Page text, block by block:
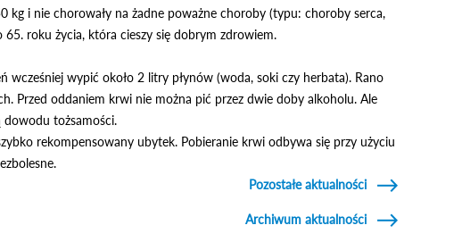
kg i nie chorowały na żadne poważne choroby (typu: choroby serca,
65. roku życia, która cieszy się dobrym zdrowiem.
wypić około 2 litry płynów (woda, soki czy herbata). Rano
Przed oddaniem krwi nie można pić przez dwie doby alkoholu. Ale
dowodu tożsamości.
rekompensowany ubytek. Pobieranie krwi odbywa się przy użyciu
Pozostałe aktualności
Archiwum aktualności